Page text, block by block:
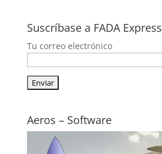
Suscríbase a FADA Express
Tu correo electrónico
Aeros – Software